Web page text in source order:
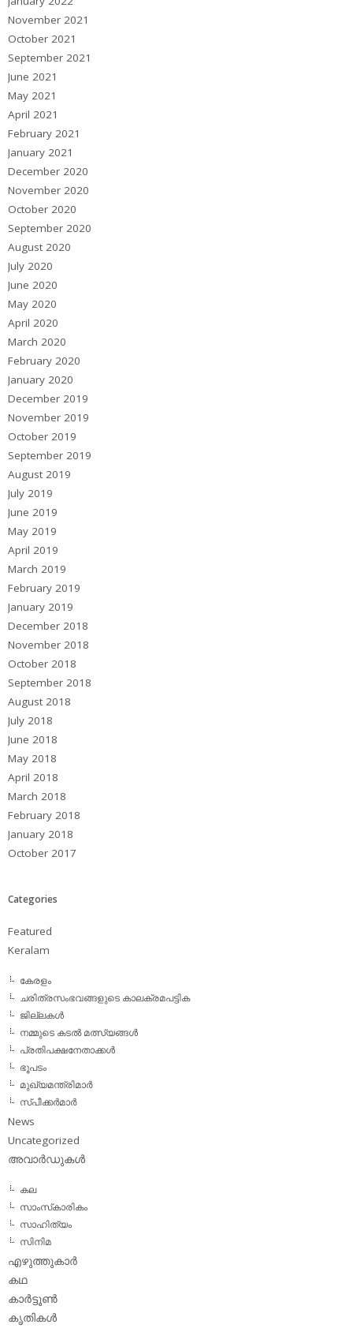
November 2021
October 2021
September 2021
June 2021
May 2021
April 2021
February 2021
January 2021
December 2020
November 2020
October 2020
September 2020
August 2020
July 2020
June 2020
May 2020
April 2020
March 2020
February 2020
January 2020
December 2019
November 2019
October 2019
September 2019
August 2019
July 2019
June 2019
May 2019
April 2019
March 2019
February 2019
January 2019
December 2018
November 2018
October 2018
September 2018
August 2018
July 2018
June 2018
May 2018
April 2018
March 2018
February 2018
January 2018
October 2017
Categories
Featured
Keralam
കേരളം
ചരിത്രസംഭവങ്ങളുടെ കാലക്രമപട്ടിക
ജില്ലകള്‍
നമ്മുടെ കടല്‍ മത്സ്യങ്ങള്‍
പ്രതിപക്ഷനേതാക്കള്‍
ഭൂപടം
മുഖ്യമന്ത്രിമാര്‍
സ്പീക്കര്‍മാര്‍
News
Uncategorized
അവാര്‍ഡുകള്‍
കല
സാംസ്‌കാരികം
സാഹിത്യം
സിനിമ
എഴുത്തുകാര്‍
കഥ
കാര്‍ട്ടൂണ്‍
കൃതികള്‍